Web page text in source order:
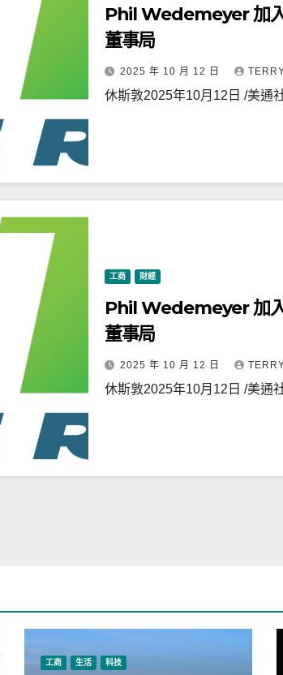
Phil Wedemeyer 加
董事局
2025 年 10 月 12 日
休斯敦2025年10月12日 /美
工商 財經
Phil Wedemeyer 加
董事局
2025 年 10 月 12 日
休斯敦2025年10月12日 /美
工商 生活 科技